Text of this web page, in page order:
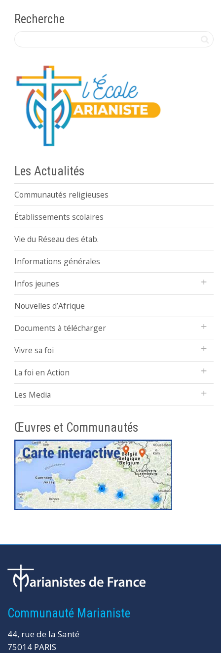
Recherche
Les Actualités
Communautés religieuses
Établissements scolaires
Vie du Réseau des étab.
Informations générales
Infos jeunes
Nouvelles d’Afrique
Documents à télécharger
Vivre sa foi
La foi en Action
Les Media
Œuvres et Communautés
Communauté Marianiste
44, rue de la Santé
75014 PARIS